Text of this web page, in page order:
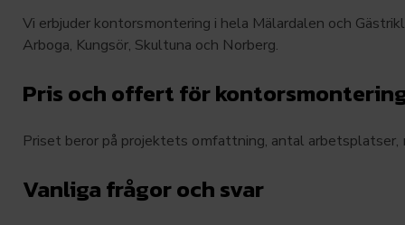
Vi erbjuder kontorsmontering i hela Mälardalen och
Arboga, Kungsör, Skultuna och Norberg.
Pris och offert för
Priset beror på projektets omfattning, antal
Vanliga frågor och svar